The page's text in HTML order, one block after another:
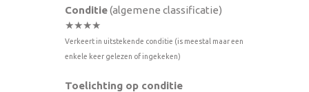
Conditie(algemene classificatie)
★★★★
Verkeert in uitstekende conditie (is meestal maar een
enkele keer gelezen of ingekeken)
Toelichting op conditie